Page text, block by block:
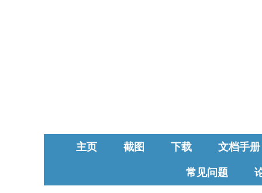
主页 截图 下载 文档手册
常见问题